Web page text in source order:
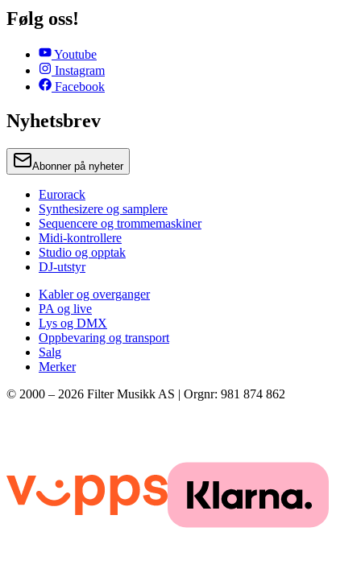
Følg oss!
Youtube
Instagram
Facebook
Nyhetsbrev
Abonner på nyheter
Eurorack
Synthesizere og samplere
Sequencere og trommemaskiner
Midi-kontrollere
Studio og opptak
DJ-utstyr
Kabler og overganger
PA og live
Lys og DMX
Oppbevaring og transport
Salg
Merker
© 2000 – 2026 Filter Musikk AS | Orgnr: 981 874 862